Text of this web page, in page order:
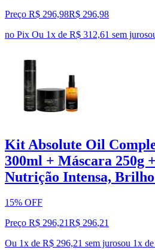
Preço R$ 296,98R$ 296,98
no Pix Ou 1x de R$ 312,61 sem juros
Kit Absolute Oil
300ml + Máscara 250g
Nutrição Intensa, Brilho
15% OFF
Preço R$ 296,21R$ 296,21
Ou 1x de R$ 296,21 sem jurosou 1x de